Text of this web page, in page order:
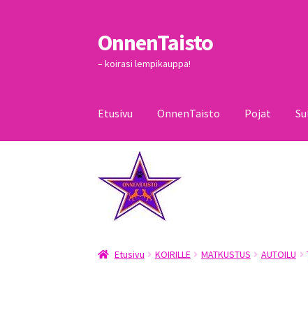
Siirry
navigointiin
Siirry
sisältöön
OnnenTaisto
– koirasi lempikauppa!
Etusivu OnnenTaisto Pojat
Kassa
Etusivu KOIRILLE MATKUSTUS AUTOILU